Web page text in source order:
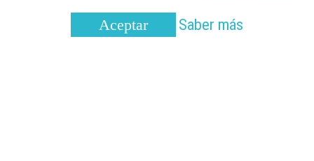
la sociedad actual
Aceptar Saber más